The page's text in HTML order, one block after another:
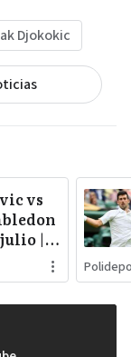
Djokokic
vs
julio |